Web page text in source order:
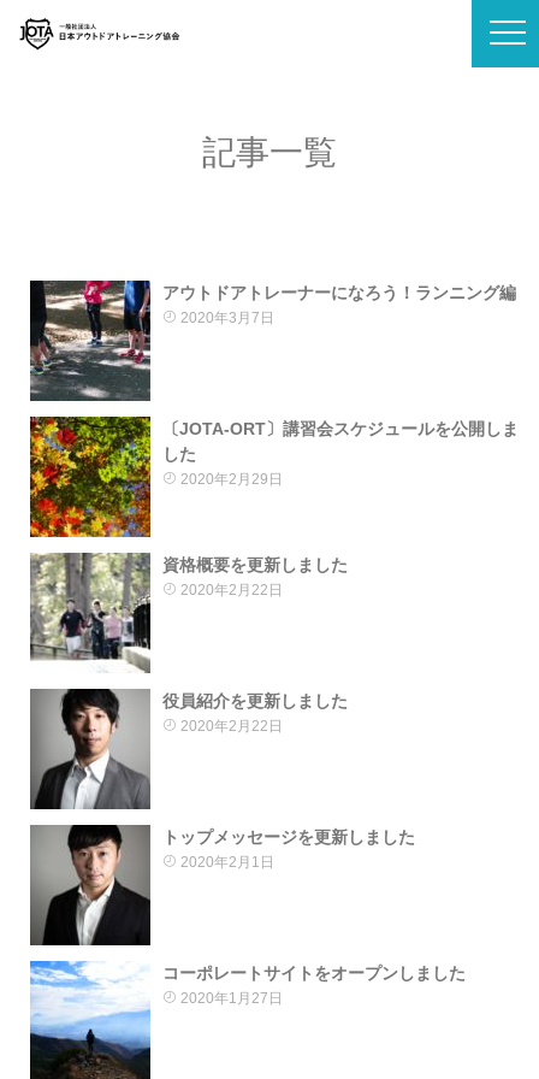
記事一覧
アウトドアトレーナーになろう！ランニング編
2020年3月7日
〔JOTA-ORT〕講習会スケジュールを公開しま
した
2020年2月29日
資格概要を更新しました
2020年2月22日
役員紹介を更新しました
2020年2月22日
トップメッセージを更新しました
2020年2月1日
コーポレートサイトをオープンしました
2020年1月27日